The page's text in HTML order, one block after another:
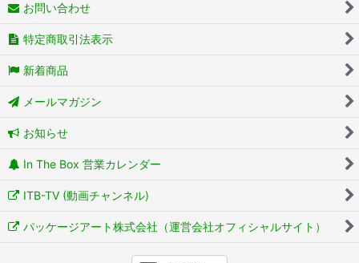
お問い合わせ
特定商取引法表示
新着商品
メールマガジン
お知らせ
In The Box 営業カレンダー
ITB-TV (動画チャンネル)
パッケージアート株式会社（運営会社オフィシャルサイト）